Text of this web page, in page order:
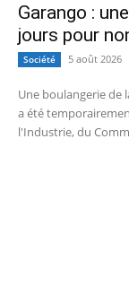
Garango :
jours pour
Société 5 août 2026
Une boulangerie de
a été
l'Industrie, du